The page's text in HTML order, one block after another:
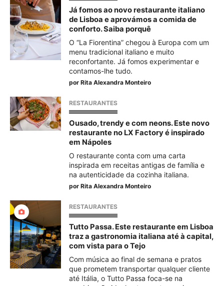
Já fomos ao novo restaurante italiano
de Lisboa e aprovámos a comida de
conforto. Saiba porquê
O “La Fiorentina” chegou à Europa com um
menu tradicional italiano e muito
reconfortante. Já fomos experimentar e
contamos-lhe tudo.
por Rita Alexandra Monteiro
RESTAURANTES
Ousado, trendy e com neons. Este novo
restaurante no LX Factory é inspirado
em Nápoles
O restaurante conta com uma carta
inspirada em receitas antigas de família e
na autenticidade da cozinha italiana.
por Rita Alexandra Monteiro
RESTAURANTES
Tutto Passa. Este restaurante em Lisboa
traz a gastronomia italiana até à capital,
com vista para o Tejo
Com música ao final de semana e pratos
que prometem transportar qualquer cliente
até Itália, o Tutto Passa foca-se na